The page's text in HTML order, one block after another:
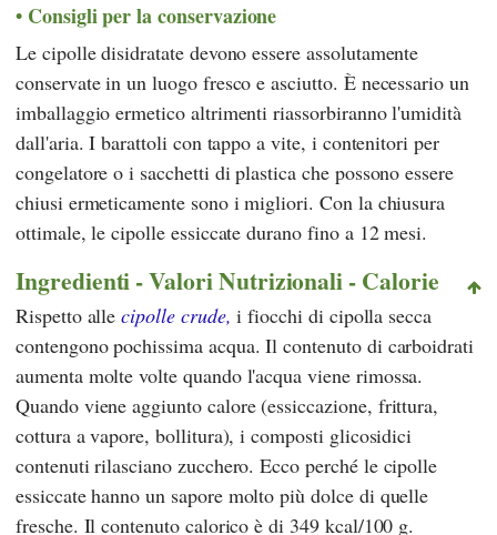
Consigli per la conservazione
Le cipolle disidratate devono essere assolutamente
conservate in un luogo fresco e asciutto. È necessario un
imballaggio ermetico altrimenti riassorbiranno l'umidità
dall'aria. I barattoli con tappo a vite, i contenitori per
congelatore o i sacchetti di plastica che possono essere
chiusi ermeticamente sono i migliori. Con la chiusura
ottimale, le cipolle essiccate durano fino a 12 mesi.
Ingredienti - Valori Nutrizionali - Calorie
Rispetto allecipolle crude, i fiocchi di cipolla secca
contengono pochissima acqua. Il contenuto di carboidrati
aumenta molte volte quando l'acqua viene rimossa.
Quando viene aggiunto calore (essiccazione, frittura,
cottura a vapore, bollitura), i composti glicosidici
contenuti rilasciano zucchero. Ecco perché le cipolle
essiccate hanno un sapore molto più dolce di quelle
fresche. Il contenuto calorico è di 349 kcal/100 g.